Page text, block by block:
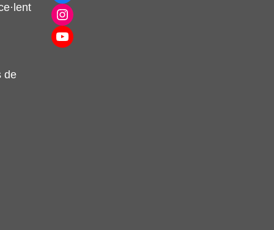
de
Instagram
YouTube